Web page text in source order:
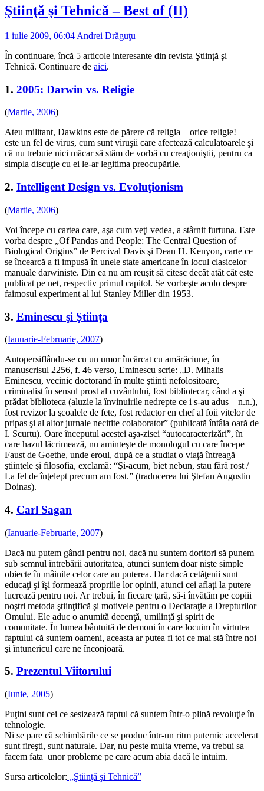
Ştiinţă şi Tehnică – Best of (II)
1 iulie 2009, 06:04 Andrei Drăguţu
În continuare, încă 5 articole interesante din revista Ştiinţă şi
Tehnică. Continuare de aici.
1. 2005: Darwin vs. Religie
(Martie, 2006)
Ateu militant, Dawkins este de părere că religia – orice religie! –
este un fel de virus, cum sunt viruşii care afectează calculatoarele şi
că nu trebuie nici măcar să stăm de vorbă cu creaţioniştii, pentru ca
simpla discuţie cu ei le-ar legitima preocupările.
2. Intelligent Design vs. Evoluţionism
(Martie, 2006)
Voi începe cu cartea care, aşa cum veţi vedea, a stârnit furtuna. Este
vorba despre „Of Pandas and People: The Central Question of
Biological Origins” de Percival Davis şi Dean H. Kenyon, carte ce
se încearcă a fi impusă în unele state americane în locul clasicelor
manuale darwiniste. Din ea nu am reuşit să citesc decât atât cât este
publicat pe net, respectiv primul capitol. Se vorbeşte acolo despre
faimosul experiment al lui Stanley Miller din 1953.
3. Eminescu şi Ştiinţa
(Ianuarie-Februarie, 2007)
Autopersiflându-se cu un umor încărcat cu amărăciune, în
manuscrisul 2256, f. 46 verso, Eminescu scrie: „D. Mihalis
Eminescu, vecinic doctorand în multe ştiinţi nefolositoare,
criminalist în sensul prost al cuvântului, fost bibliotecar, când a şi
prădat biblioteca (aluzie la învinuirile nedrepte ce i s-au adus – n.n.),
fost revizor la şcoalele de fete, fost redactor en chef al foii vitelor de
pripas şi al altor jurnale necitite colaborator” (publicată întâia oară de
I. Scurtu). Oare începutul acestei aşa-zisei “autocaracterizări”, în
care hazul lăcrimează, nu aminteşte de monologul cu care începe
Faust de Goethe, unde eroul, după ce a studiat o viaţă întreagă
ştiinţele şi filosofia, exclamă: “Şi-acum, biet nebun, stau fără rost /
La fel de înţelept precum am fost.” (traducerea lui Ştefan Augustin
Doinas).
4. Carl Sagan
(Ianuarie-Februarie, 2007)
Dacă nu putem gândi pentru noi, dacă nu suntem doritori să punem
sub semnul întrebării autoritatea, atunci suntem doar nişte simple
obiecte în mâinile celor care au puterea. Dar dacă cetăţenii sunt
educaţi şi îşi formează propriile lor opinii, atunci cei aflaţi la putere
lucrează pentru noi. Ar trebui, în fiecare ţară, să-i învăţăm pe copiii
noştri metoda ştiinţifică şi motivele pentru o Declaraţie a Drepturilor
Omului. Ele aduc o anumită decenţă, umilinţă şi spirit de
comunitate. În lumea bântuită de demoni în care locuim în virtutea
faptului că suntem oameni, aceasta ar putea fi tot ce mai stă între noi
şi întunericul care ne înconjoară.
5. Prezentul Viitorului
(Iunie, 2005)
Puţini sunt cei ce sesizează faptul că suntem într-o plină revoluţie în
tehnologie.
Ni se pare că schimbările ce se produc într-un ritm puternic accelerat
sunt fireşti, sunt naturale. Dar, nu peste multa vreme, va trebui sa
facem fata unor probleme pe care acum abia dacă le intuim.
Sursa articolelor: „Ştiinţă şi Tehnică”